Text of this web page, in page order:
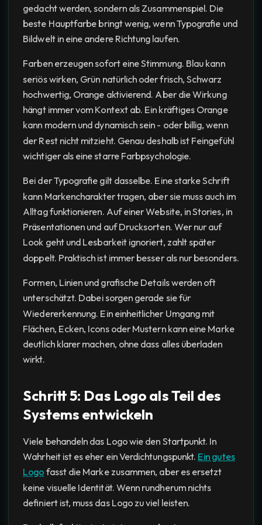
gedacht werden, sondern als Zusammenspiel. Die
beste Hauptfarbe bringt wenig, wenn Typografie und
Bildwelt in eine andere Richtung laufen.
Farben erzeugen sofort eine Stimmung. Blau kann
seriös wirken, Grün natürlich oder frisch, Schwarz
hochwertig, Orange aktivierend. Aber die Wirkung
hängt immer vom Kontext ab. Ein kräftiges Orange
kann modern und dynamisch sein - oder billig, wenn
der Rest nicht mitzieht. Genau deshalb ist Feingefühl
wichtiger als eine starre Farbpsychologie.
Bei der Typografie gilt dasselbe. Eine starke Schrift
kann Markencharakter tragen, aber sie muss auch im
Alltag funktionieren. Auf einer Website, in Stories, in
Präsentationen und auf Drucksorten. Wer nur auf
Look geht und Lesbarkeit ignoriert, zahlt später
doppelt. Praktisch ist immer besser als nur besonders.
Formen, Linien und grafische Details werden oft
unterschätzt. Dabei sorgen gerade sie für
Wiedererkennung. Ein einheitlicher Umgang mit
Flächen, Ecken, Icons oder Mustern kann eine Marke
deutlich klarer machen, ohne dass alles überladen
wirkt.
Schritt 5: Das Logo als Teil des
Systems entwickeln
Viele behandeln das Logo wie den Startpunkt. In
Wahrheit ist es eher ein Verdichtungspunkt. Ein gutes
Logofasst die Marke zusammen, aber es ersetzt
keine visuelle Identität. Wenn rundherum nichts
definiert ist, muss das Logo zu viel leisten.